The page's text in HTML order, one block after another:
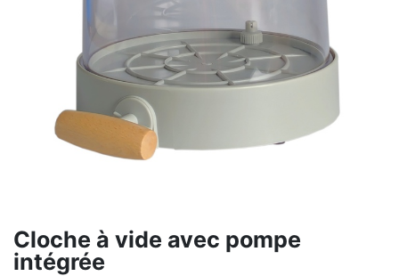
Cloche à vide avec pompe
intégrée